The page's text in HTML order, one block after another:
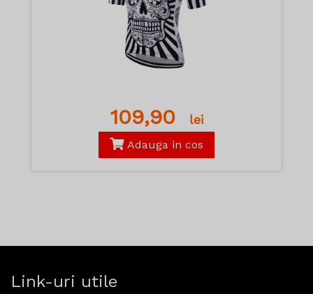
109,90 lei
Adauga in cos
Link-uri utile